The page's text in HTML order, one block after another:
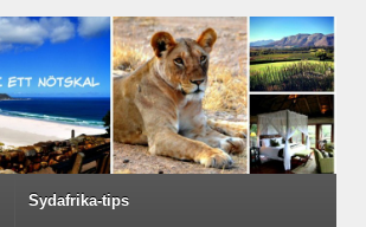
Sydafrika-tips